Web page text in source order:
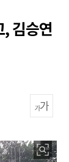
, 김승연